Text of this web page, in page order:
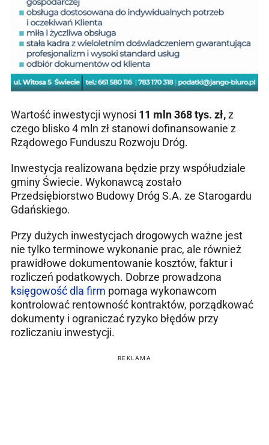
Wartość inwestycji wynosi 11 mln 368 tys. zł,z
czego blisko 4 mln zł stanowi dofinansowanie z
Rządowego Funduszu Rozwoju Dróg.
Inwestycja realizowana będzie przy współudziale
gminy Świecie. Wykonawcą zostało
Przedsiębiorstwo Budowy Dróg S.A. ze Starogardu
Gdańskiego.
Przy dużych inwestycjach drogowych ważne jest
nie tylko terminowe wykonanie prac, ale również
prawidłowe dokumentowanie kosztów, faktur i
rozliczeń podatkowych. Dobrze prowadzona
księgowość dla firm pomaga wykonawcom
kontrolować rentowność kontraktów, porządkować
dokumenty i ograniczać ryzyko błędów przy
rozliczaniu inwestycji.
REKLAMA